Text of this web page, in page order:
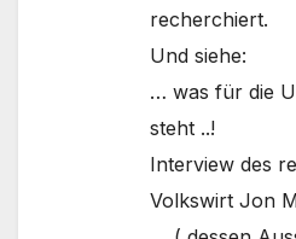
recherchiert.
Und siehe:
… was für die
steht ..!
Interview des
Volkswirt Jon